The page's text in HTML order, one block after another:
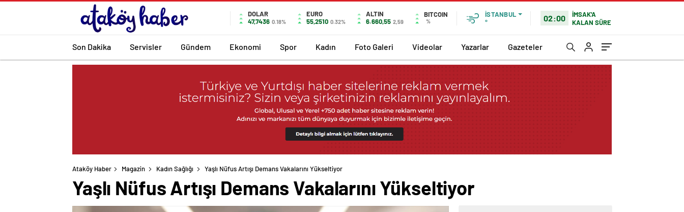
DOLAR
47,7436 0.18%
EURO
55,2510 0.32%
ALTIN
6.660,55 2,59
BITCOIN
%
İSTANBUL
°
02:00
İMSAK'A
KALAN SÜRE
Son Dakika Servisler Gündem Ekonomi Spor Kadın Foto Galeri Videolar Yazarlar Gazeteler
Ataköy Haber Magazin Kadın Sağlığı Yaşlı Nüfus Artışı Demans Vakalarını Yükseltiyor
Yaşlı Nüfus Artışı Demans Vakalarını Yükseltiyor